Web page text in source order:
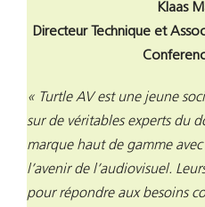
Klaas
Directeur Technique et
« Turtle AV est une jeune
sur de véritables experts du
marque haut de gamme
l’avenir de l’audiovisuel.
pour répondre aux besoins